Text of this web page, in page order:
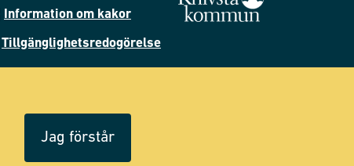
Information om kakor
Tillgänglighetsredogörelse
Jag förstår